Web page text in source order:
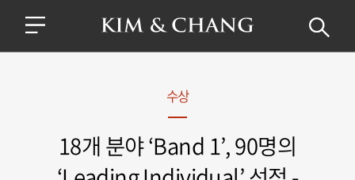
수상
18개 분야 ‘Band 1’, 90명의